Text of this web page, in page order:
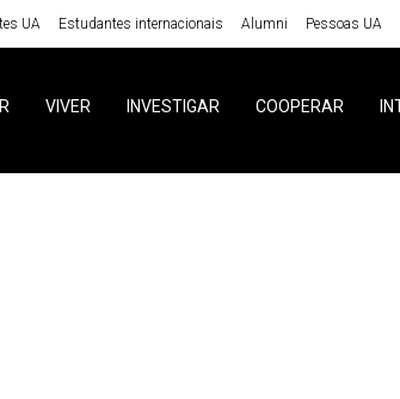
UA Estudantes internacionais Alumni Pessoas UA
VIVER INVESTIGAR COOPERAR